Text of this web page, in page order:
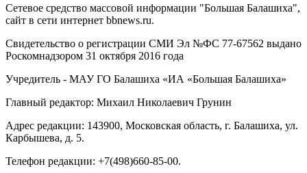
Сетевое средство массовой информации "Большая Балашиха",
сайт в сети интернет bbnews.ru.
Свидетельство о регистрации СМИ Эл №ФС ‎77-67562 выдано
Роскомнадзором 31 октября 2016 года
Учредитель - МАУ ГО Балашиха «ИА «Большая Балашиха»
Главный редактор: Михаил Николаевич Грунин
Адрес редакции: 143900, Московская область, г. Балашиха, ул.
Карбышева, д. 5.
Телефон редакции: +7(498)660-85-00.